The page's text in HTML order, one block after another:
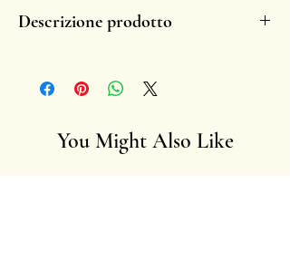
Descrizione prodotto
- Ogni pezzo é unico per sua natura.
- La fragilità aumenta il fascino del simbolo
scheggiature diventano memorie di storie
You Might Also Like